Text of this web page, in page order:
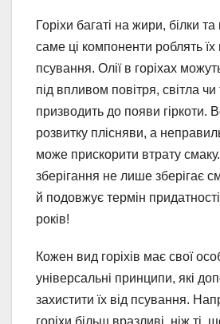
Горіхи багаті на жири, білки та
саме ці компоненти роблять
псування. Олії в горіхах
під впливом повітря, світла
призводить до появи гіркоти.
розвитку плісняви, а
може прискорити втрату
зберігання не лише зберігає
й подовжує термін
років!
Кожен вид горіхів має свої
універсальні принципи, які
захистити їх від псування.
горіхи більш вразливі, ніж ті,